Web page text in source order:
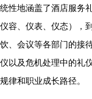
统性地涵盖了酒店服务
仪容、仪表、仪态），
饮、会议等各部门的接
仪以及危机处理中的礼
规律和职业成长路径。